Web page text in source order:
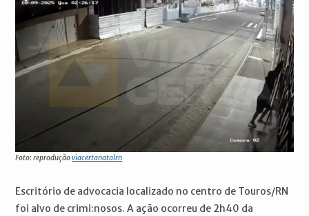
Foto: reproduçãoviacertanatalrn
Escritório de advocacia localizado no centro de Touros/RN
foi alvo de crimi:nosos. A ação ocorreu de 2h40 da